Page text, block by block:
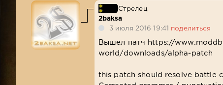
Стрелец
2baksa
3 июля 2016 19:41 поделиться
Вышел патч https://
world/downloads/alpha-patch
this patch should resolve battle